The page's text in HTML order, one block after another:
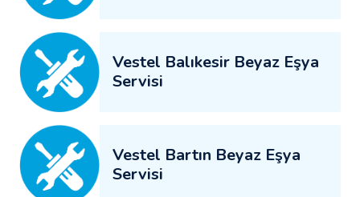
Vestel Balıkesir Beyaz Eşya
Servisi
Vestel Bartın Beyaz Eşya
Servisi